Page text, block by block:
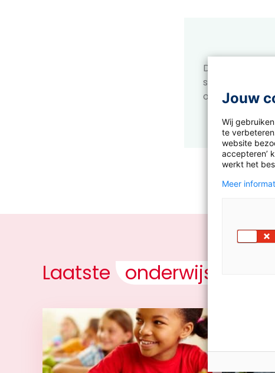
Dit boek is
op
Leesvink.nl.
Laatste onderwijsnieuws
Jouw
Wij
te
website
accepteren’
werkt het
Meer